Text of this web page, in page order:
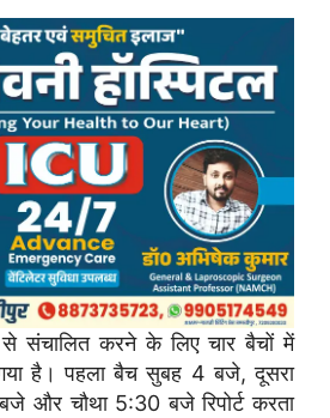
सेसंचालितकरनेकेलिएचारबैचोंमें
है।पहलाबैचसुबह 4बजे,दूसरा
बजेऔरचौथा 5:30बजेरिपोर्टकरता